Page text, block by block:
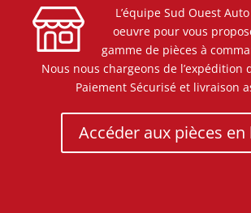
L’équipe Sud Ouest
oeuvre pour vous
gamme de pièces à
Nous nous chargeons de l’expédition
Paiement Sécurisé et livraison
Accéder aux pièces en